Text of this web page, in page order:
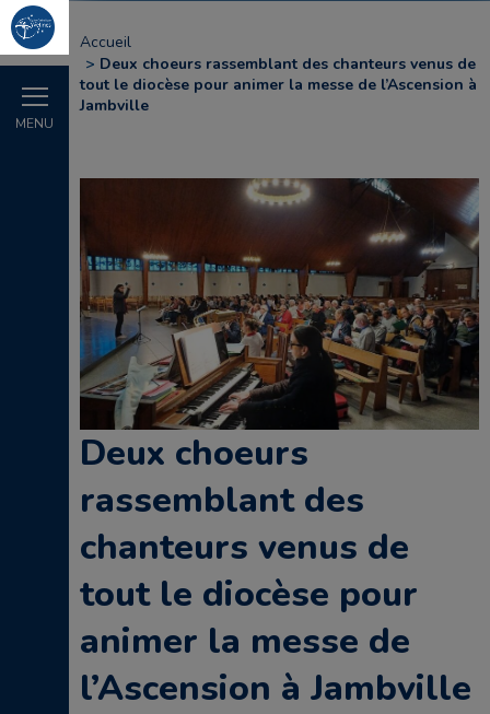
MENU
Accueil
Deux choeurs rassemblant des chanteurs venus de
tout le diocèse pour animer la messe de l’Ascension à
Jambville
Deux choeurs
rassemblant des
chanteurs venus de
tout le diocèse pour
animer la messe de
l’Ascension à Jambville